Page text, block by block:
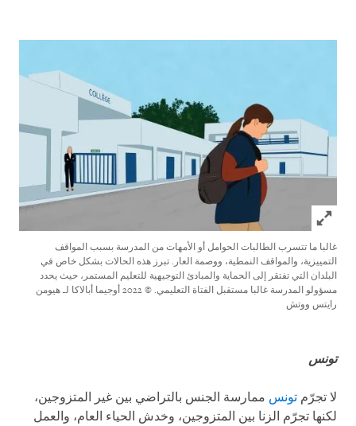
Click to expand Image
غالبا ما تتسرب الطالبات الحوامل أو الأمهات من المدرسة بسبب المواقف
التمييزية، والمواقف النمطية، ووصمة العار. تبرز هذه الحالات بشكل خاص في
البلدان التي تفتقر إلى الحماية والمبادئ التوجيهية للتعليم المستمر، حيث يحدد
مسؤولو المدرسة غالبا مستقبل الفتاة التعليمي.
© 2022 أوجيما أبالاكا لـ هيومن
رايتس ووتش
تونس
لا تجرّم تونس ممارسة الجنس بالتراضي بين غير المتزوجين،
لكنها تجرّم الزنا بين المتزوجين، وخدش الحياء العام، والعمل